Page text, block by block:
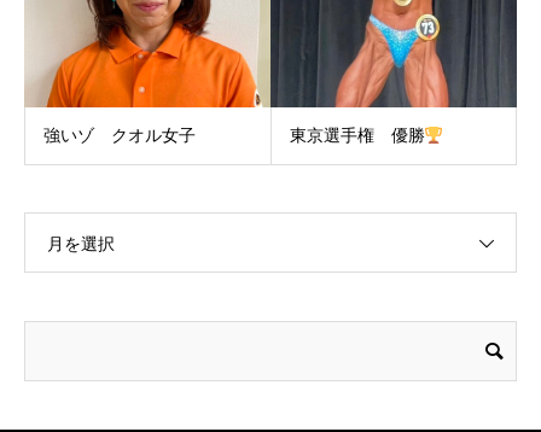
強いゾ クオル女子 東京選手権 優勝
月を選択